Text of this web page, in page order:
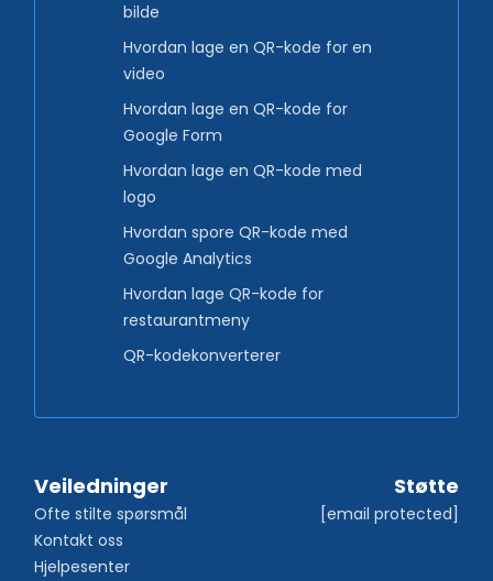
bilde
Hvordan lage en QR-kode for en
video
Hvordan lage en QR-kode for
Google Form
Hvordan lage en QR-kode med
logo
Hvordan spore QR-kode med
Google Analytics
Hvordan lage QR-kode for
restaurantmeny
QR-kodekonverterer
Veiledninger
Ofte stilte spørsmål
Kontakt oss
Hjelpesenter
Støtte
[email protected]